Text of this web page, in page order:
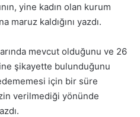
yine kadın olan kurum
maruz kaldığını yazdı.
mevcut olduğunu ve 26
şikayette bulunduğunu
için bir süre
verilmediği yönünde